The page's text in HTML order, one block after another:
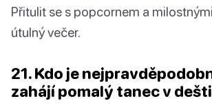
Přitulit se s popcornem a
útulný večer.
21. Kdo je
zahájí pomalý tanec v